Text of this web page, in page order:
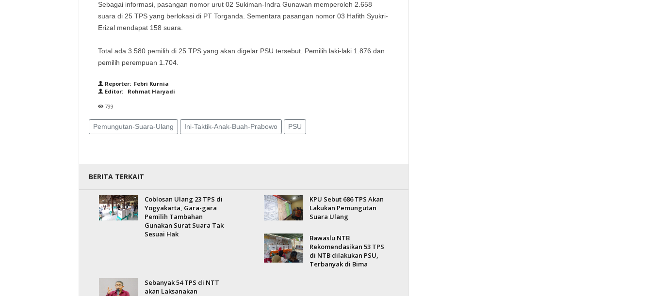
Sebagai informasi, pasangan nomor urut 02 Sukiman-Indra Gunawan memperoleh 2.658
suara di 25 TPS yang berlokasi di PT Torganda. Sementara pasangan nomor 03 Hafith Syukri-
Erizal mendapat 158 suara.
Total ada 3.580 pemilih di 25 TPS yang akan digelar PSU tersebut. Pemilih laki-laki 1.876 dan
pemilih perempuan 1.704.
Reporter: Febri Kurnia
Editor: Rohmat Haryadi
799
Pemungutan-Suara-Ulang Ini-Taktik-Anak-Buah-Prabowo PSU
BERITA TERKAIT
Coblosan Ulang 23 TPS di
Yogyakarta, Gara-gara
Pemilih Tambahan
Gunakan Surat Suara Tak
Sesuai Hak
KPU Sebut 686 TPS Akan
Lakukan Pemungutan
Suara Ulang
Bawaslu NTB
Rekomendasikan 53 TPS
di NTB dilakukan PSU,
Terbanyak di Bima
Sebanyak 54 TPS di NTT
akan Laksanakan